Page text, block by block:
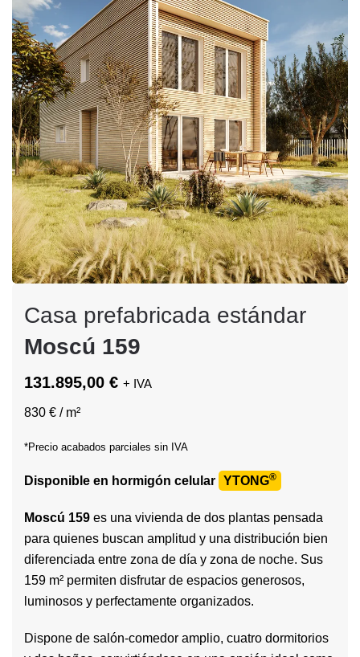
Casa prefabricada estándar
Moscú 159
131.895,00 € + IVA
830 € / m²
*Precio acabados parciales sin IVA
Disponible en hormigón celular YTONG®
Moscú 159 es una vivienda de dos plantas pensada
para quienes buscan amplitud y una distribución bien
diferenciada entre zona de día y zona de noche. Sus
159 m² permiten disfrutar de espacios generosos,
luminosos y perfectamente organizados.
Dispone de salón-comedor amplio, cuatro dormitorios